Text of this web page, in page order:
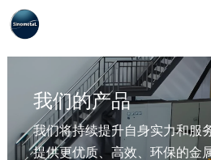
我们的产品
我们将持续提升自身实力和服
提供更优质、高效、环保的金